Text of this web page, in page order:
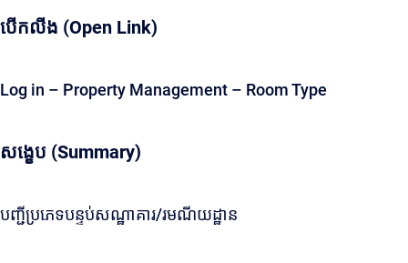
បើកលីង (Open Link)
Log in – Property Management – Room Type
សង្ខេប (Summary)
បញ្ជីប្រភេទបន្ទប់សណ្ឋាគារ/រមណីយដ្ឋាន